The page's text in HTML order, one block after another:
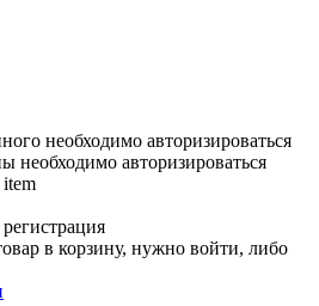
необходимо авторизироваться
необходимо авторизироваться
в корзину, нужно войти, либо